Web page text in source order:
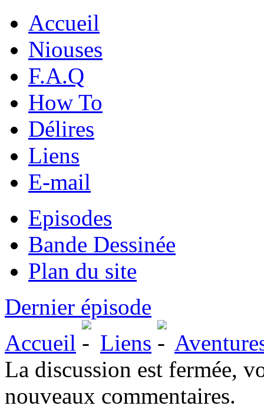
Accueil
Niouses
F.A.Q
How To
Délires
Liens
E-mail
Episodes
Bande Dessinée
Plan du site
Dernier épisode
Accueil
Liens
La discussion est fermée,
nouveaux commentaires.